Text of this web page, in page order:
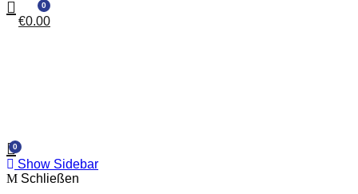
0
€0.00
0
Show Sidebar
Schließen